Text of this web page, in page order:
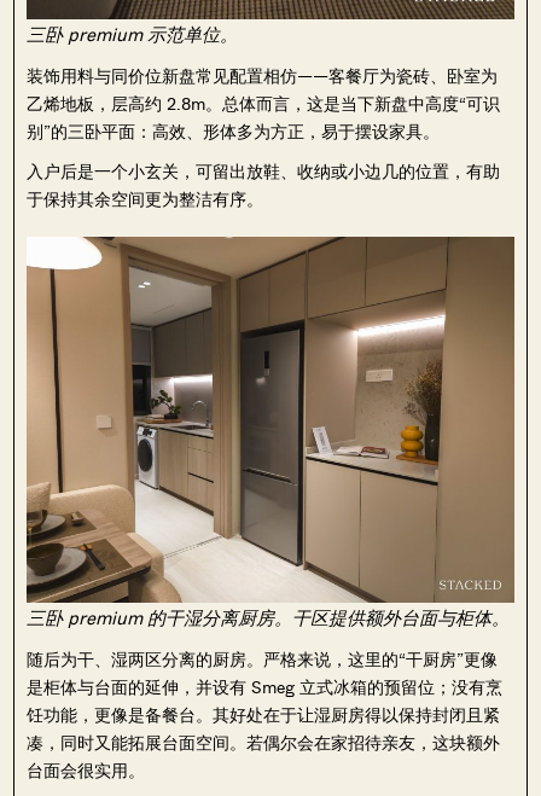
三卧 premium 示范单位。
装饰用料与同价位新盘常见配置相仿——客餐厅为瓷砖、卧室为
乙烯地板，层高约 2.8m。总体而言，这是当下新盘中高度“可识
别”的三卧平面：高效、形体多为方正，易于摆设家具。
入户后是一个小玄关，可留出放鞋、收纳或小边几的位置，有助
于保持其余空间更为整洁有序。
三卧 premium 的干湿分离厨房。干区提供额外台面与柜体。
随后为干、湿两区分离的厨房。严格来说，这里的“干厨房”更像
是柜体与台面的延伸，并设有 Smeg 立式冰箱的预留位；没有烹
饪功能，更像是备餐台。其好处在于让湿厨房得以保持封闭且紧
凑，同时又能拓展台面空间。若偶尔会在家招待亲友，这块额外
台面会很实用。